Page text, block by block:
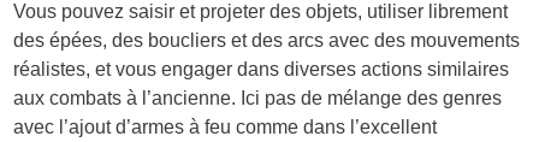
Vous pouvez saisir et projeter des objets, utiliser librement
des épées, des boucliers et des arcs avec des mouvements
réalistes, et vous engager dans diverses actions similaires
aux combats à l’ancienne. Ici pas de mélange des genres
avec l’ajout d’armes à feu comme dans l’excellent